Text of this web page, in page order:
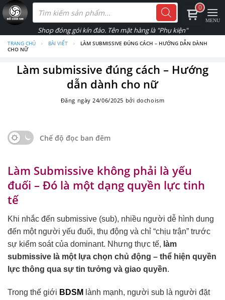
Skip
to
Tìm
kiếm
phẩm
TRANG CHỦ › BÀI VIẾT ›
LÀM SUBMISSIVE ĐÚNG CÁCH – HƯỚNG DẪN DÀNH
CHO NỮ
Làm submissive đúng cách – Hướng
dẫn dành cho nữ
Đăng ngày24/06/2025 bởi dochoism
Chế độ đọc ban đêm
Làm Submissive không phải là yếu
đuối – Đó là một dạng quyền lực tinh
tế
Khi nhắc đến submissive (sub), nhiều người dễ hình dung
đến một người yếu đuối, thụ động và chỉ “chịu trận” trước
sự kiểm soát của dominant. Nhưng thực tế, làm
submissive là một lựa chọn chủ động – thể hiện quyền
lực thông qua sự tin tưởng và giao quyền.
Trong thế giới BDSM lành mạnh, người sub là người đặt
0